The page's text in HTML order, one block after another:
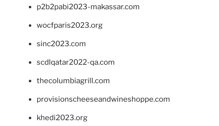
p2b2pabi2023-makassar.com
wocfparis2023.org
sinc2023.com
scdlqatar2022-qa.com
thecolumbiagrill.com
provisionscheeseandwineshoppe.com
khedi2023.org